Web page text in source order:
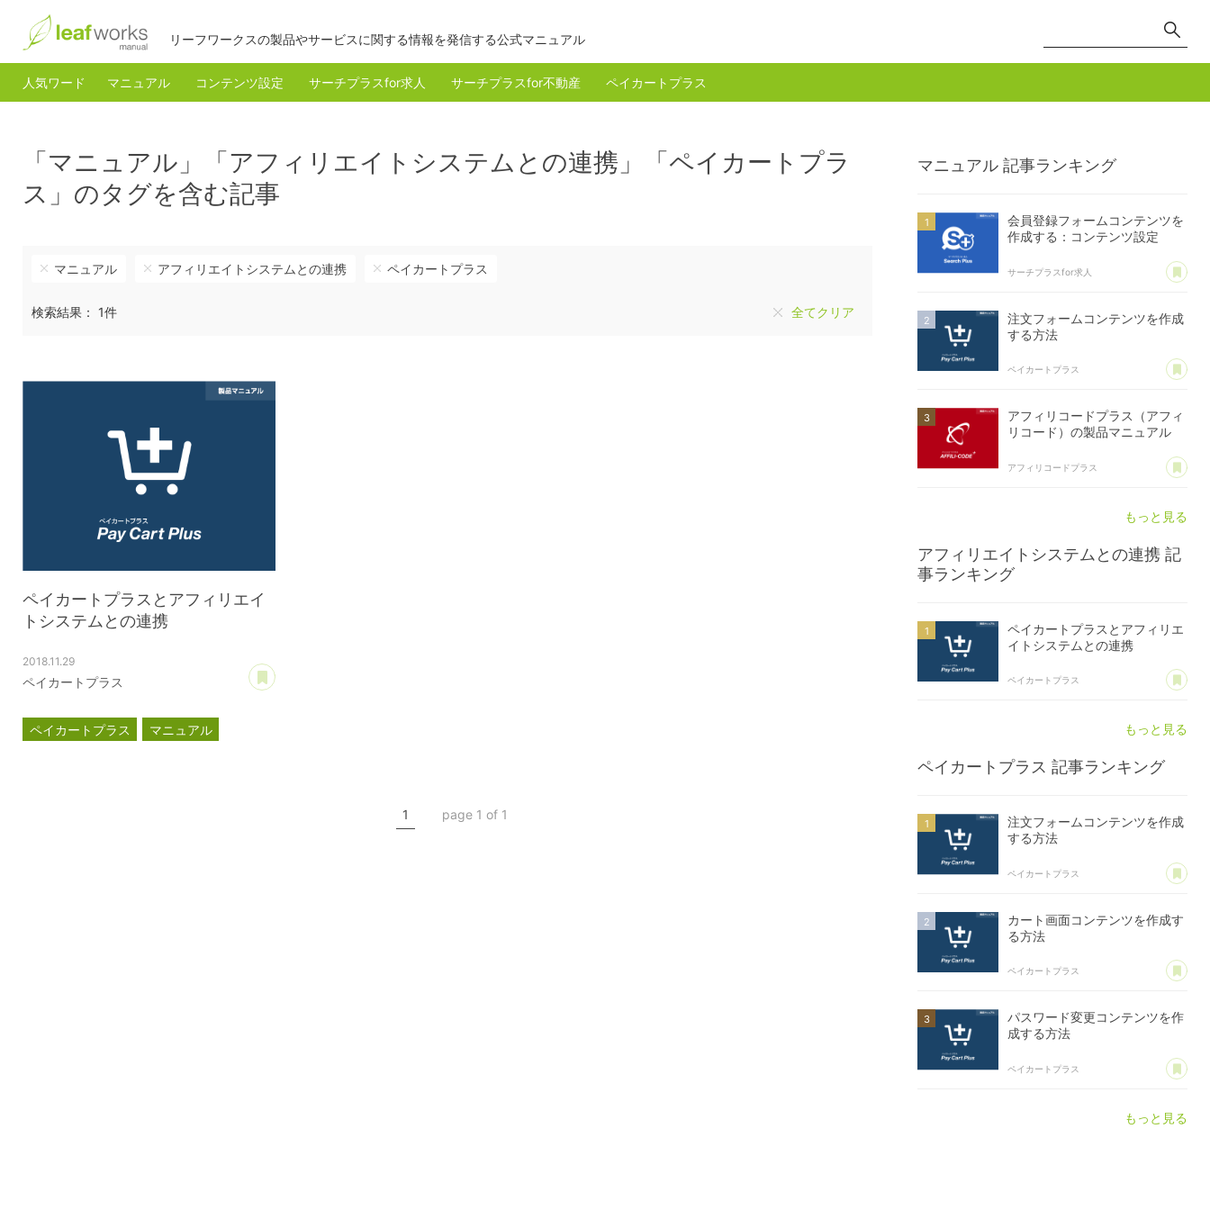
リーフワークスの製品やサービスに関する情報を発信する公式マニュアル
人気ワード マニュアル コンテンツ設定 サーチプラスfor求人 サーチプラスfor不動産 ペイカートプラス
「マニュアル」「アフィリエイトシステムとの連携」「ペイカートプラ
ス」のタグを含む記事
マニュアル アフィリエイトシステムとの連携 ペイカートプラス
検索結果： 1件 全てクリア
ペイカートプラスとアフィリエイ
トシステムとの連携
2018.11.29
ペイカートプラス
ペイカートプラス
マニュアル
1 page 1 of 1
マニュアル 記事ランキング
会員登録フォームコンテンツを
作成する：コンテンツ設定
サーチプラスfor求人 あ
注文フォームコンテンツを作成
する方法
ペイカートプラス あ
アフィリコードプラス（アフィ
リコード）の製品マニュアル
アフィリコードプラス あ
もっと見る
アフィリエイトシステムとの連携 記
事ランキング
ペイカートプラスとアフィリエ
イトシステムとの連携
ペイカートプラス あ
もっと見る
ペイカートプラス 記事ランキング
注文フォームコンテンツを作成
する方法
ペイカートプラス あ
カート画面コンテンツを作成す
る方法
ペイカートプラス あ
パスワード変更コンテンツを作
成する方法
ペイカートプラス あ
もっと見る